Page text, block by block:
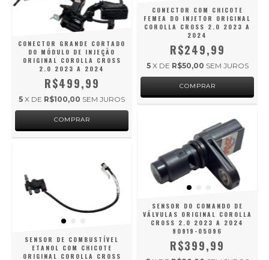
CONECTOR GRANDE CORTADO
DO MÓDULO DE INJEÇÃO
ORIGINAL COROLLA CROSS
2.0 2023 A 2024
R$499,99
5 X DE R$100,00 SEM JUROS
CONECTOR COM CHICOTE
FEMEA DO INJETOR ORIGINAL
COROLLA CROSS 2.0 2023 A
2024
R$249,99
5 X DE R$50,00 SEM JUROS
SENSOR DE COMBUSTÍVEL
ETANOL COM CHICOTE
ORIGINAL COROLLA CROSS
SENSOR DO COMANDO DE
VÁLVULAS ORIGINAL COROLLA
CROSS 2.0 2023 A 2024
90919-05096
R$399,99